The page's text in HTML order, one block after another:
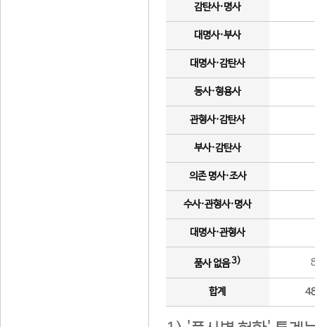
감탄사·명사
대명사·부사
대명사·감탄사
동사·형용사
관형사·감탄사
부사·감탄사
의존 명사·조사
수사·관형사·명사
대명사·관형사
품사 없음3)
합계